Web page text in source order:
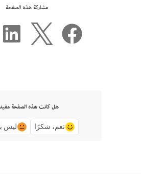
مشاركة هذه الصفحة
هل كانت هذه الصفحة
نعم، شكرًا ليس